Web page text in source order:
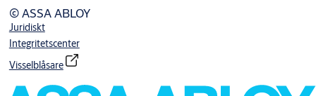
© ASSA ABLOY
Juridiskt
Integritetscenter
Visselblåsare